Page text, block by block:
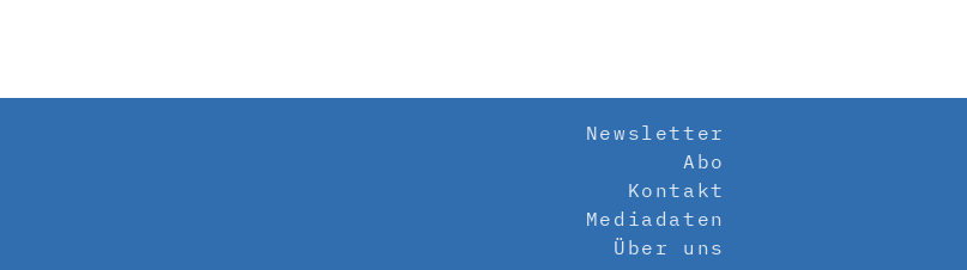
Newsletter
Abo
Kontakt
Mediadaten
Über uns